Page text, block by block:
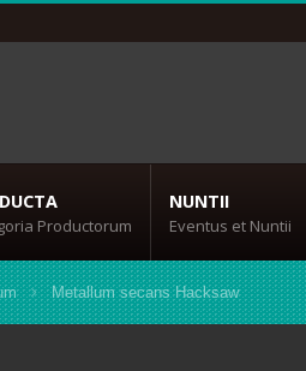
Productorum
NUNTII
Eventus et Nuntii
Metallum secans Hacksaw